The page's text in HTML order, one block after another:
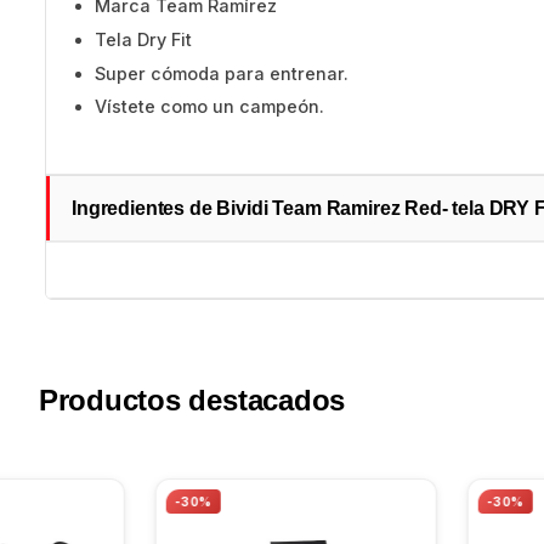
Marca Team Ramírez
Tela Dry Fit
Super cómoda para entrenar.
Vístete como un campeón.
Ingredientes de Bividi Team Ramirez Red- tela DRY
Productos destacados